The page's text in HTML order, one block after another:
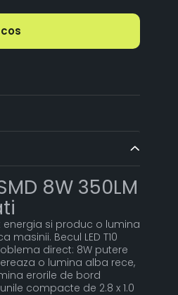
8W 350LM
energia si produc o lumina
Becul LED T10
direct: 8W putere
o lumina alba rece,
erorile de bord
compacte de 2.8 x 1.0